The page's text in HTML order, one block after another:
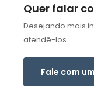
Quer falar
Desejando mais
atendê-los.
Fale com